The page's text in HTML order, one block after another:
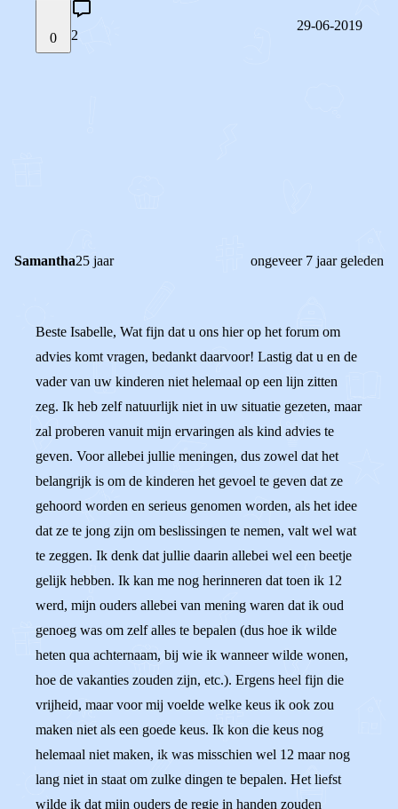
0 2
29-06-2019
Samantha25 jaar ongeveer 7 jaar geleden
Beste Isabelle, Wat fijn dat u ons hier op het forum om
advies komt vragen, bedankt daarvoor! Lastig dat u en de
vader van uw kinderen niet helemaal op een lijn zitten
zeg. Ik heb zelf natuurlijk niet in uw situatie gezeten, maar
zal proberen vanuit mijn ervaringen als kind advies te
geven. Voor allebei jullie meningen, dus zowel dat het
belangrijk is om de kinderen het gevoel te geven dat ze
gehoord worden en serieus genomen worden, als het idee
dat ze te jong zijn om beslissingen te nemen, valt wel wat
te zeggen. Ik denk dat jullie daarin allebei wel een beetje
gelijk hebben. Ik kan me nog herinneren dat toen ik 12
werd, mijn ouders allebei van mening waren dat ik oud
genoeg was om zelf alles te bepalen (dus hoe ik wilde
heten qua achternaam, bij wie ik wanneer wilde wonen,
hoe de vakanties zouden zijn, etc.). Ergens heel fijn die
vrijheid, maar voor mij voelde welke keus ik ook zou
maken niet als een goede keus. Ik kon die keus nog
helemaal niet maken, ik was misschien wel 12 maar nog
lang niet in staat om zulke dingen te bepalen. Het liefst
wilde ik dat mijn ouders de regie in handen zouden